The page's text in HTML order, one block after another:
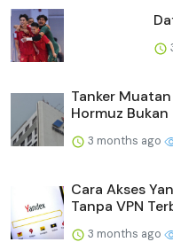
Tanker
Hormuz Bukan
3 months ago
Cara Akses
Tanpa VPN
3 months ago